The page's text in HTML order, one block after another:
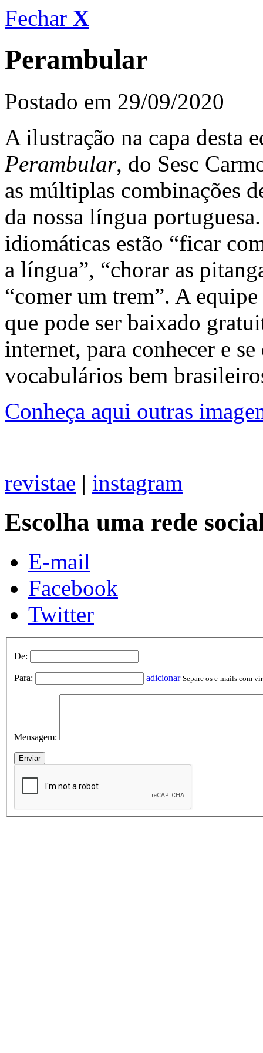
Fechar X
Perambular
Postado em 29/09/2020
A ilustração na capa desta
Perambular, do Sesc
as múltiplas combinações
da nossa língua
idiomáticas estão “ficar
a língua”, “chorar as
“comer um trem”. A
que pode ser baixado
internet, para conhecer e
vocabulários bem
Conheça aqui outras
revistae | instagram
Escolha uma rede
E-mail
Facebook
Twitter
De:
Para: adicionar Separe os e-mails com
Mensagem: